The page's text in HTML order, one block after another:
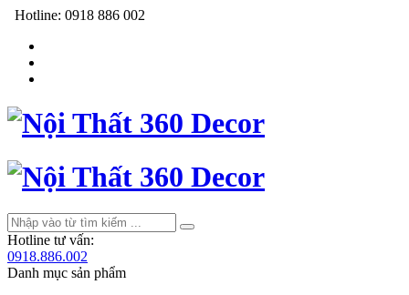
Hotline: 0918 886 002
Hotline tư vấn:
0918.886.002
Danh mục sản phẩm